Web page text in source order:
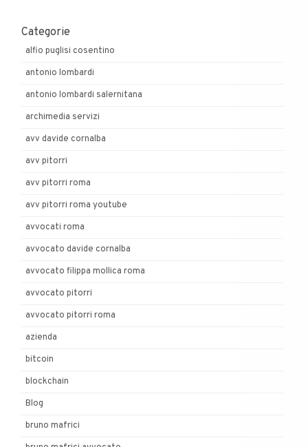
Categorie
alfio puglisi cosentino
antonio lombardi
antonio lombardi salernitana
archimedia servizi
avv davide cornalba
avv pitorri
avv pitorri roma
avv pitorri roma youtube
avvocati roma
avvocato davide cornalba
avvocato filippa mollica roma
avvocato pitorri
avvocato pitorri roma
azienda
bitcoin
blockchain
Blog
bruno mafrici